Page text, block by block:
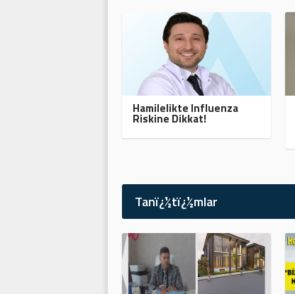
Hamilelikte Influenza
Riskine Dikkat!
Tanï¿½tï¿½mlar